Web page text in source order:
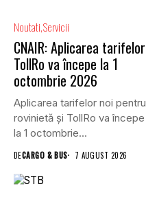
Noutati Servicii
CNAIR: Aplicarea tarifelor
TollRo va începe la 1
octombrie 2026
Aplicarea tarifelor noi pentru
rovinietă și TollRo va începe
la 1 octombrie...
DECARGO & BUS 7 AUGUST 2026